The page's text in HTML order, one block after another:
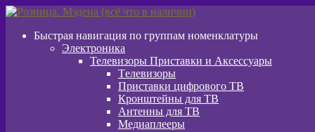
Перейти
навигации
Перейти
содержимому
Быстрая навигация по группам номенклатуры
Электроника
Телевизоры Приставки и Аксессуары
Tелевизоры
Приставки цифрового ТВ
Кронштейны для ТВ
Антенны для ТВ
Медиаплееры